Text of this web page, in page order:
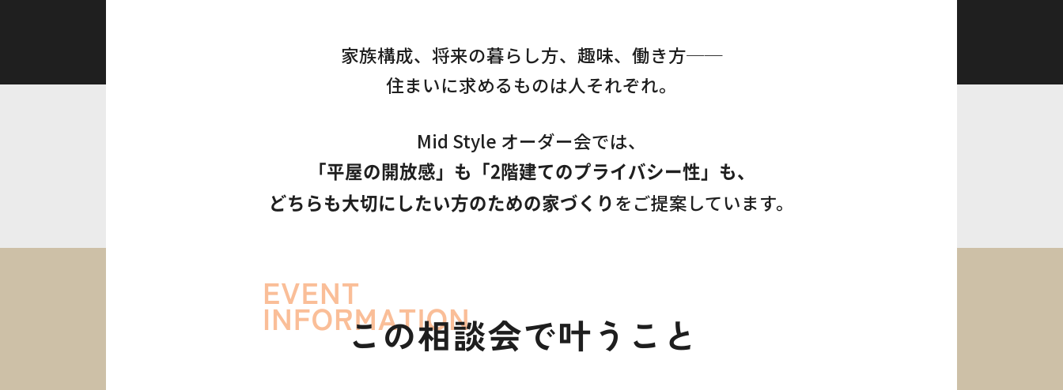
家族構成、将来の暮らし方、趣味、働き方──
住まいに求めるものは人それぞれ。
Mid Style オーダー会では、
「平屋の開放感」も「2階建てのプライバシー性」も、
どちらも大切にしたい方のための家づくり をご提案しています。